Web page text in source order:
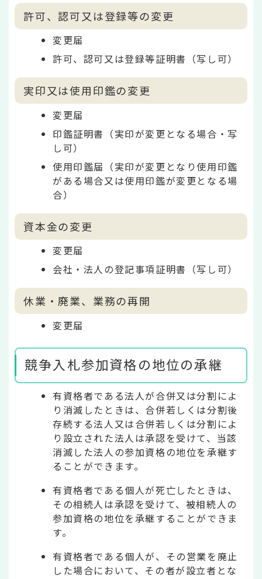
許可、認可又は登録等の変更
変更届
許可、認可又は登録等証明書（写し可）
実印又は使用印鑑の変更
変更届
印鑑証明書（実印が変更となる場合・写
し可）
使用印鑑届（実印が変更となり使用印鑑
がある場合又は使用印鑑が変更となる場
合）
資本金の変更
変更届
会社・法人の登記事項証明書（写し可）
休業・廃業、業務の再開
変更届
競争入札参加資格の地位の承継
有資格者である法人が合併又は分割によ
り消滅したときは、合併若しくは分割後
存続する法人又は合併若しくは分割によ
り設立された法人は承認を受けて、当該
消滅した法人の参加資格の地位を承継す
ることができます。
有資格者である個人が死亡したときは、
その相続人は承認を受けて、被相続人の
参加資格の地位を承継することができま
す。
有資格者である個人が、その営業を廃止
した場合において、その者が設立者とな